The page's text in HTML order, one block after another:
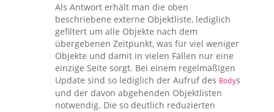
Als Antwort erhält man die oben
beschriebene externe Objektliste, lediglich
gefiltert um alle Objekte nach dem
übergebenen Zeitpunkt, was für viel weniger
Objekte und damit in vielen Fällen nur eine
einzige Seite sorgt. Bei einem regelmäßigen
Update sind so lediglich der Aufruf des Bodys
und der davon abgehenden Objektlisten
notwendig. Die so deutlich reduzierten